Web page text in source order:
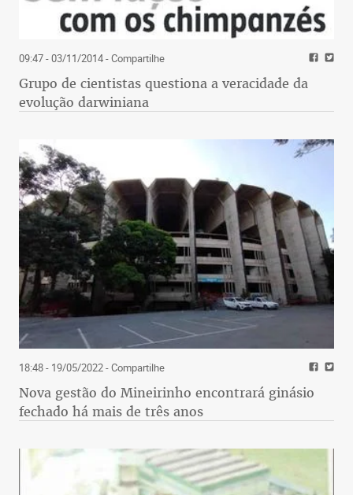
09:47 - 03/11/2014- Compartilhe
Grupo de cientistas questiona a veracidade da
evolução darwiniana
18:48 - 19/05/2022- Compartilhe
Nova gestão do Mineirinho encontrará ginásio
fechado há mais de três anos